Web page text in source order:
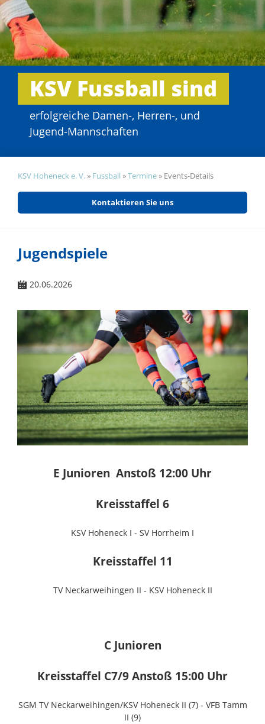
KSV Fussball sind
erfolgreiche Damen-, Herren-, und
Jugend-Mannschaften
KSV Hoheneck e. V.» Fussball »Termine» Events-Details
Kontaktieren Sie uns
Jugendspiele
20.06.2026
E Junioren Anstoß 12:00 Uhr
Kreisstaffel 6
KSV Hoheneck I - SV Horrheim I
Kreisstaffel 11
TV Neckarweihingen II - KSV Hoheneck II
C Junioren
Kreisstaffel C7/9 Anstoß 15:00 Uhr
SGM TV Neckarweihingen/KSV Hoheneck II (7) - VFB Tamm
II (9)